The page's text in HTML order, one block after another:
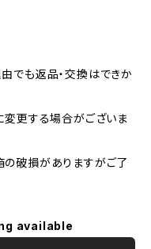
でも返品・交換はできか
変更する場合がございま
の破損がありますがご了
available